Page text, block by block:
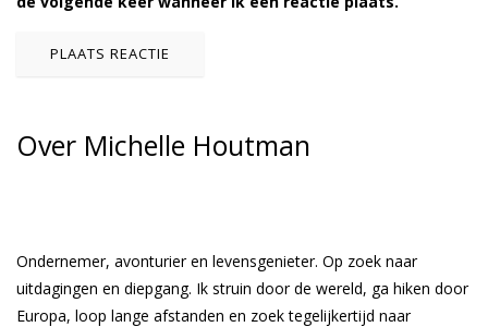
Over Michelle Houtman
Ondernemer, avonturier en levensgenieter. Op zoek naar
uitdagingen en diepgang. Ik struin door de wereld, ga hiken door
Europa, loop lange afstanden en zoek tegelijkertijd naar